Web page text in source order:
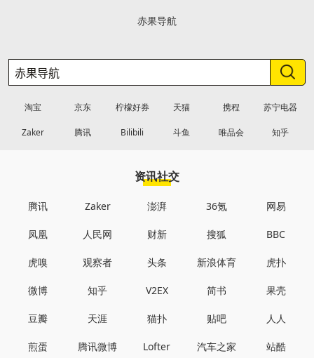
赤果导航
淘宝 京东 柠檬好券 天猫 携程 苏宁电器
Zaker 腾讯 Bilibili 斗鱼 唯品会 知乎
资讯社交
腾讯 Zaker 澎湃 36氪 网易
凤凰 人民网 财新 搜狐 BBC
虎嗅 观察者 头条 新浪体育 虎扑
微博 知乎 V2EX 简书 果壳
豆瓣 天涯 猫扑 贴吧 人人
煎蛋 腾讯微博 Lofter 汽车之家 站酷